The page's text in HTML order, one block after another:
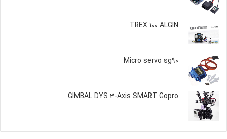
TREX 100 ALGIN
Micro servo sg90
GIMBAL DYS 3-Axis SMART Gopro